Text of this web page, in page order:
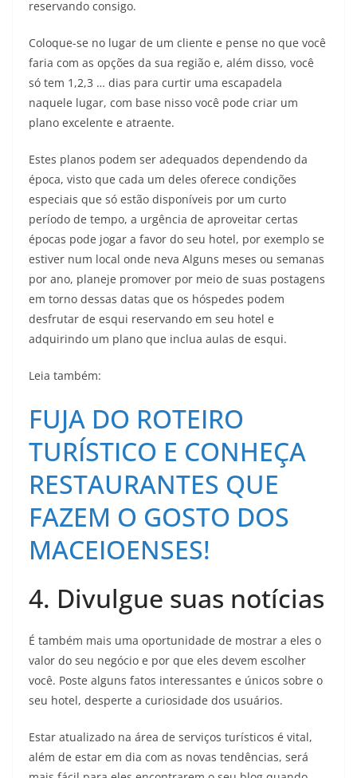
reservando consigo.
Coloque-se no lugar de um cliente e pense no que você
faria com as opções da sua região e, além disso, você
só tem 1,2,3 … dias para curtir uma escapadela
naquele lugar, com base nisso você pode criar um
plano excelente e atraente.
Estes planos podem ser adequados dependendo da
época, visto que cada um deles oferece condições
especiais que só estão disponíveis por um curto
período de tempo, a urgência de aproveitar certas
épocas pode jogar a favor do seu hotel, por exemplo se
estiver num local onde neva Alguns meses ou semanas
por ano, planeje promover por meio de suas postagens
em torno dessas datas que os hóspedes podem
desfrutar de esqui reservando em seu hotel e
adquirindo um plano que inclua aulas de esqui.
Leia também:
FUJA DO ROTEIRO
TURÍSTICO E CONHEÇA
RESTAURANTES QUE
FAZEM O GOSTO DOS
MACEIOENSES!
4. Divulgue suas notícias
É também mais uma oportunidade de mostrar a eles o
valor do seu negócio e por que eles devem escolher
você. Poste alguns fatos interessantes e únicos sobre o
seu hotel, desperte a curiosidade dos usuários.
Estar atualizado na área de serviços turísticos é vital,
além de estar em dia com as novas tendências, será